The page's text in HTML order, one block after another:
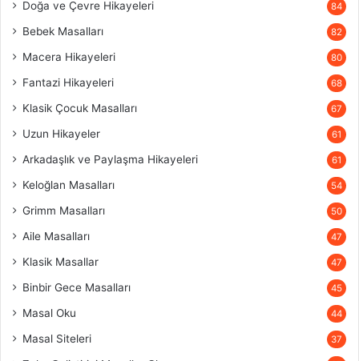
Doğa ve Çevre Hikayeleri 84
Bebek Masalları 82
Macera Hikayeleri 80
Fantazi Hikayeleri 68
Klasik Çocuk Masalları 67
Uzun Hikayeler 61
Arkadaşlık ve Paylaşma Hikayeleri 61
Keloğlan Masalları 54
Grimm Masalları 50
Aile Masalları 47
Klasik Masallar 47
Binbir Gece Masalları 45
Masal Oku 44
Masal Siteleri 37